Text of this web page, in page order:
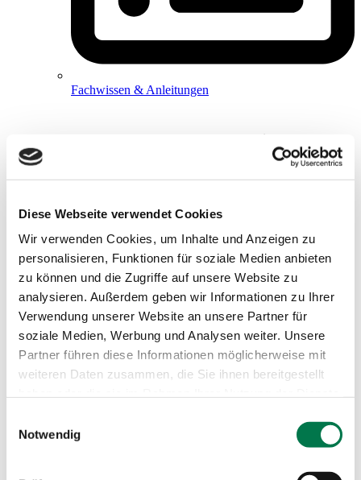
Diese Webseite verwendet Cookies
Wir verwenden Cookies, um Inhalte und Anzeigen zu
personalisieren, Funktionen für soziale Medien anbieten
zu können und die Zugriffe auf unsere Website zu
analysieren. Außerdem geben wir Informationen zu Ihrer
Verwendung unserer Website an unsere Partner für
soziale Medien, Werbung und Analysen weiter. Unsere
Partner führen diese Informationen möglicherweise mit
weiteren Daten zusammen, die Sie ihnen bereitgestellt
Notwendig
Fachwissen & Anleitungen